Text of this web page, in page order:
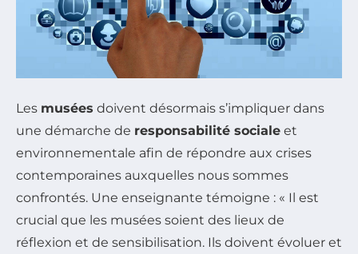
Les musées doivent désormais s’impliquer dans
une démarche de responsabilité sociale et
environnementale afin de répondre aux crises
contemporaines auxquelles nous sommes
confrontés. Une enseignante témoigne : « Il est
crucial que les musées soient des lieux de
réflexion et de sensibilisation. Ils doivent évoluer et